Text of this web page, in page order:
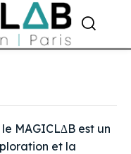
MAGICL∆B est un
et la